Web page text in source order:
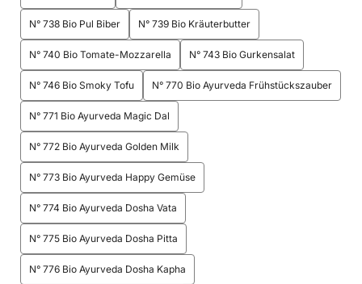
N° 738 Bio Pul Biber N° 739 Bio Kräuterbutter
N° 740 Bio Tomate-Mozzarella N° 743 Bio Gurkensalat
N° 746 Bio Smoky Tofu N° 770 Bio Ayurveda Frühstückszauber
N° 771 Bio Ayurveda Magic Dal
N° 772 Bio Ayurveda Golden Milk
N° 773 Bio Ayurveda Happy Gemüse
N° 774 Bio Ayurveda Dosha Vata
N° 775 Bio Ayurveda Dosha Pitta
N° 776 Bio Ayurveda Dosha Kapha